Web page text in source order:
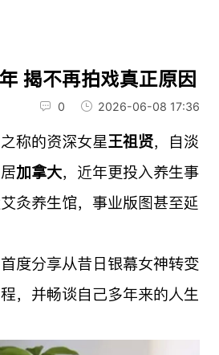
揭不再拍戏真正原因
0 2026-06-08 17:36
称的资深女星王祖贤，自淡
加拿大，近年更投入养生事
灸养生馆，事业版图甚至延
度分享从昔日银幕女神转变
，并畅谈自己多年来的人生